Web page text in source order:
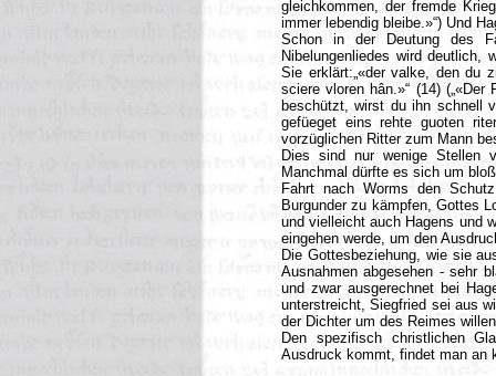
gleichkommen, der fremde
immer lebendig bleibe.»“) Und
Schon in der Deutung des
Nibelungenliedes wird deutlich,
Sie erklärt:„«der valke, den du
sciere vloren hân.»“ (14)
beschützt, wirst du ihn schnell
gefüeget eins rehte guoten
vorzüglichen Ritter zum Mann
Dies sind nur wenige Stellen
Manchmal dürfte es sich um
Fahrt nach Worms den
Burgunder zu kämpfen, Gottes
und vielleicht auch Hagens und
eingehen werde, um den
Die Gottesbeziehung, wie sie
Ausnahmen abgesehen - sehr
und zwar ausgerechnet bei
unterstreicht, Siegfried sei aus
der Dichter um des Reimes
Den spezifisch christlichen
Ausdruck kommt, findet man an